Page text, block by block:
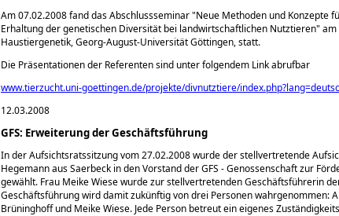
Am 07.02.2008 fand das Abschlussseminar "Neue Methoden und Konzepte
Erhaltung der genetischen Diversität bei landwirtschaftlichen Nutztieren"
Haustiergenetik, Georg-August-Universität Göttingen, statt.
Die Präsentationen der Referenten sind unter folgendem Link abrufbar
www.tierzucht.uni-goettingen.de/projekte/divnutztiere/
12.03.2008
GFS: Erweiterung der Geschäftsführung
In der Aufsichtsratssitzung vom 27.02.2008 wurde der stellvertretende
Hegemann aus Saerbeck in den Vorstand der GFS - Genossenschaft zur
gewählt. Frau Meike Wiese wurde zur stellvertretenden Geschäftsführerin
Geschäftsführung wird damit zukünftig von drei Personen wahrgenommen:
Brüninghoff und Meike Wiese. Jede Person betreut ein eigenes